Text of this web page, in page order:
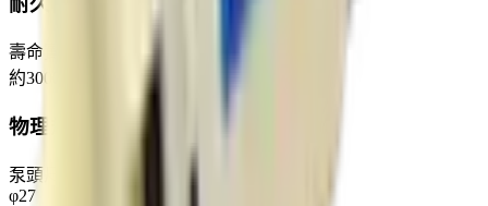
壽命實驗
約3000H
物理規格
泵頭尺寸
φ27